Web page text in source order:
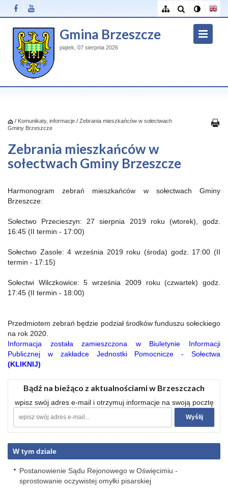
Gmina Brzeszcze
piątek, 07 sierpnia 2026
/ Komunikaty, informacje / Zebrania mieszkańców w sołectwach
Gminy Brzeszcze
Zebrania mieszkańców w
sołectwach Gminy Brzeszcze
Harmonogram zebrań mieszkańców w sołectwach Gminy
Brzeszcze:
Sołectwo Przecieszyn: 27 sierpnia 2019 roku (wtorek), godz.
16:45 (II termin - 17:00)
Sołectwo Zasole: 4 września 2019 roku (środa) godz. 17:00 (II
termin - 17:15)
Sołectwi Wilczkowice: 5 września 2009 roku (czwartek) godz.
17:45 (II termin - 18:00)
Przedmiotem zebrań będzie podział środków funduszu sołeckiego
na rok 2020.
Informacja została zamieszczona w Biuletynie Informacji
Publicznej w zakładce Jednostki Pomocnicze - Sołectwa
(KLIKNIJ)
Bądź na bieżąco z aktualnościami w Brzeszczach
wpisz swój adres e-mail i otrzymuj informacje na swoją pocztę
W tym dziale
Postanowienie Sądu Rejonowego w Oświęcimiu -
sprostowanie oczywistej omyłki pisarskiej